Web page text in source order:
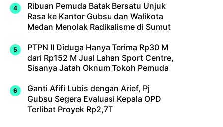
Ribuan Pemuda Batak Bersatu Unjuk
Rasa ke Kantor Gubsu dan Walikota
Medan Menolak Radikalisme di Sumut
PTPN II Diduga Hanya Terima Rp30 M
dari Rp152 M Jual Lahan Sport Centre,
Sisanya Jatah Oknum Tokoh Pemuda
Ganti Afifi Lubis dengan Arief, Pj
Gubsu Segera Evaluasi Kepala OPD
Terlibat Proyek Rp2,7T